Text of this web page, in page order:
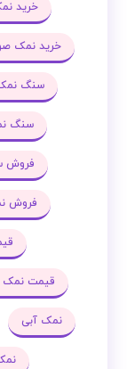
خرید
خرید نمک
سنگ نمک
سنگ
فروش
فروش
قیمت نمک
نمک آبی